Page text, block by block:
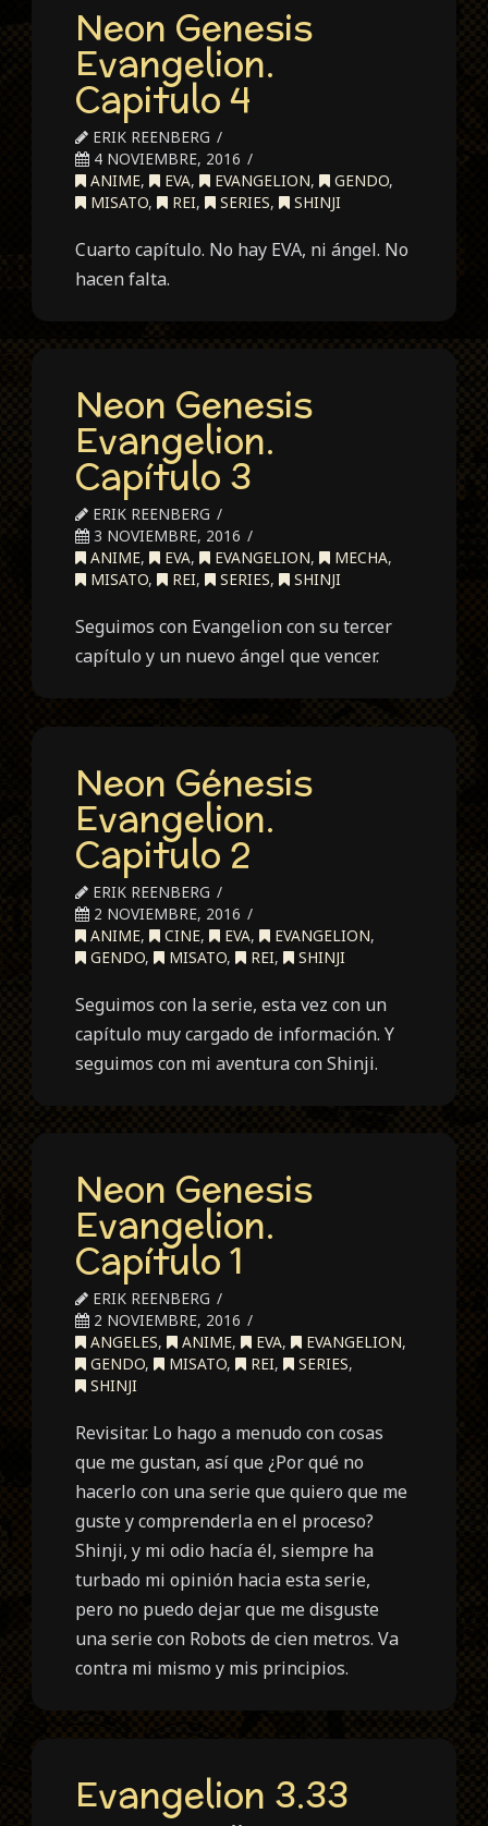
Neon Genesis
Evangelion.
Capitulo 4
ERIK REENBERG
4 NOVIEMBRE, 2016
ANIME, EVA, EVANGELION, GENDO,
MISATO, REI, SERIES, SHINJI
Cuarto capítulo. No hay EVA, ni ángel. No
hacen falta.
Neon Genesis
Evangelion.
Capítulo 3
ERIK REENBERG
3 NOVIEMBRE, 2016
ANIME, EVA, EVANGELION, MECHA,
MISATO, REI, SERIES, SHINJI
Seguimos con Evangelion con su tercer
capítulo y un nuevo ángel que vencer.
Neon Génesis
Evangelion.
Capitulo 2
ERIK REENBERG
2 NOVIEMBRE, 2016
ANIME, CINE, EVA, EVANGELION,
GENDO, MISATO, REI, SHINJI
Seguimos con la serie, esta vez con un
capítulo muy cargado de información. Y
seguimos con mi aventura con Shinji.
Neon Genesis
Evangelion.
Capítulo 1
ERIK REENBERG
2 NOVIEMBRE, 2016
ANGELES, ANIME, EVA, EVANGELION,
GENDO, MISATO, REI, SERIES,
SHINJI
Revisitar. Lo hago a menudo con cosas
que me gustan, así que ¿Por qué no
hacerlo con una serie que quiero que me
guste y comprenderla en el proceso?
Shinji, y mi odio hacía él, siempre ha
turbado mi opinión hacia esta serie,
pero no puedo dejar que me disguste
una serie con Robots de cien metros. Va
contra mi mismo y mis principios.
Evangelion 3.33